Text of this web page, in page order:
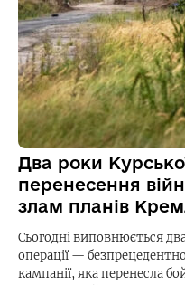
Два роки
перенесення
злам планів
Сьогодні виповнюється
операції —
кампанії, яка перенесла